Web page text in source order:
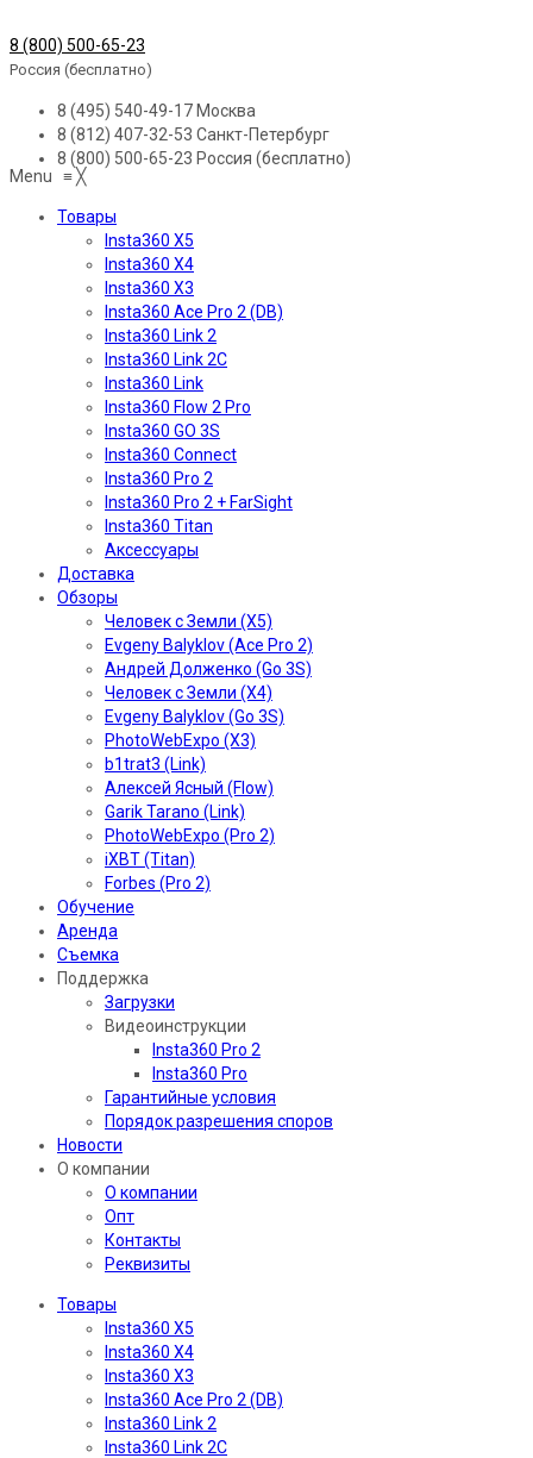
8 (800) 500-65-23
Россия (бесплатно)
8 (495) 540-49-17 Москва
8 (812) 407-32-53 Санкт-Петербург
8 (800) 500-65-23 Россия (бесплатно)
Menu ≡╳
Товары
Insta360 X5
Insta360 X4
Insta360 X3
Insta360 Ace Pro 2 (DB)
Insta360 Link 2
Insta360 Link 2C
Insta360 Link
Insta360 Flow 2 Pro
Insta360 GO 3S
Insta360 Connect
Insta360 Pro 2
Insta360 Pro 2 + FarSight
Insta360 Titan
Аксессуары
Доставка
Обзоры
Человек с Земли (X5)
Evgeny Balyklov (Ace Pro 2)
Андрей Долженко (Go 3S)
Человек с Земли (X4)
Evgeny Balyklov (Go 3S)
PhotoWebExpo (X3)
b1trat3 (Link)
Алексей Ясный (Flow)
Garik Tarano (Link)
PhotoWebExpo (Pro 2)
iXBT (Titan)
Forbes (Pro 2)
Обучение
Аренда
Съемка
Поддержка
Загрузки
Видеоинструкции
Insta360 Pro 2
Insta360 Pro
Гарантийные условия
Порядок разрешения споров
Новости
О компании
О компании
Опт
Контакты
Реквизиты
Товары
Insta360 X5
Insta360 X4
Insta360 X3
Insta360 Ace Pro 2 (DB)
Insta360 Link 2
Insta360 Link 2C